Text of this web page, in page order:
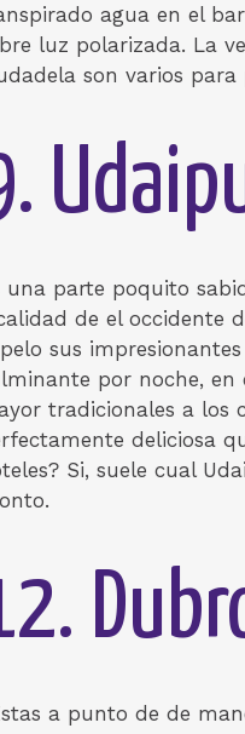
agua en el
luz polarizada. La
son varios
una parte poquito
de el occidente
sus
por noche, en
tradicionales a los
deliciosa
Si, suele cual
a punto de de